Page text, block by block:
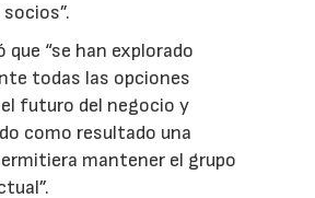
que “se han explorado
todas las opciones
futuro del negocio y
como resultado una
mantener el grupo